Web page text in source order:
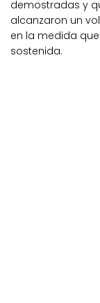
demostradas y
alcanzaron un
en la medida
sostenida.